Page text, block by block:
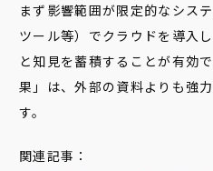
まず影響範囲が限定的なシス
ツール等）でクラウドを導入
と知見を蓄積することが有効
果」は、外部の資料よりも強
す。
関連記事：